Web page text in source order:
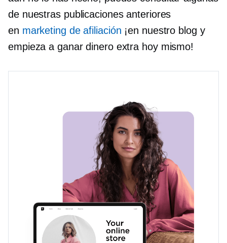
de nuestras publicaciones anteriores
en marketing de afiliación ¡en nuestro blog y
empieza a ganar dinero extra hoy mismo!